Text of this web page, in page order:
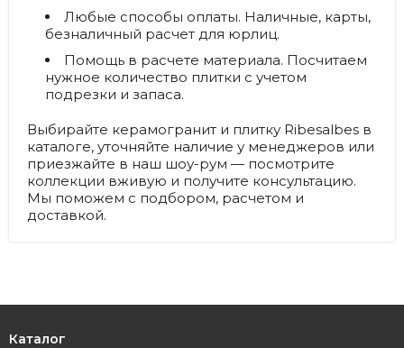
Любые способы оплаты. Наличные, карты,
безналичный расчет для юрлиц.
Помощь в расчете материала. Посчитаем
нужное количество плитки с учетом
подрезки и запаса.
Выбирайте керамогранит и плитку Ribesalbes в
каталоге, уточняйте наличие у менеджеров или
приезжайте в наш шоу-рум — посмотрите
коллекции вживую и получите консультацию.
Мы поможем с подбором, расчетом и
доставкой.
Каталог